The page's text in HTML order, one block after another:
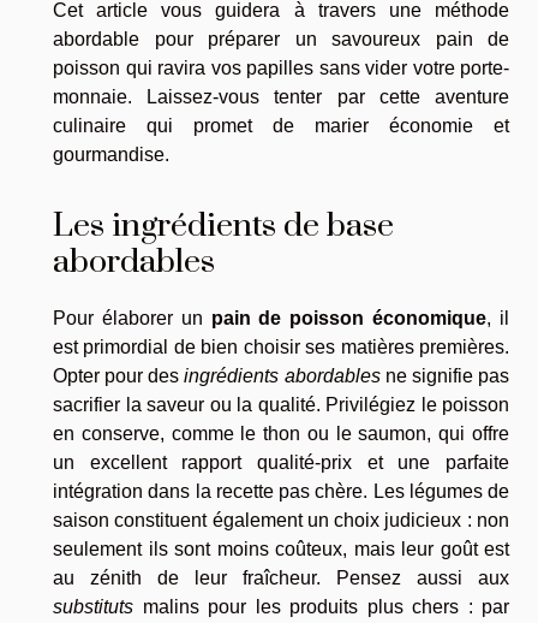
Cet article vous guidera à travers une méthode
abordable pour préparer un savoureux pain de
poisson qui ravira vos papilles sans vider votre porte-
monnaie. Laissez-vous tenter par cette aventure
culinaire qui promet de marier économie et
gourmandise.
Les ingrédients de base
abordables
Pour élaborer un pain de poisson économique, il
est primordial de bien choisir ses matières premières.
Opter pour desingrédients abordablesne signifie pas
sacrifier la saveur ou la qualité. Privilégiez le poisson
en conserve, comme le thon ou le saumon, qui offre
un excellent rapport qualité-prix et une parfaite
intégration dans la recette pas chère. Les légumes de
saison constituent également un choix judicieux : non
seulement ils sont moins coûteux, mais leur goût est
au zénith de leur fraîcheur. Pensez aussi aux
substituts malins pour les produits plus chers : par